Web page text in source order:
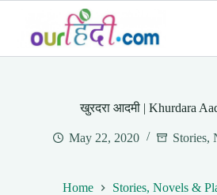
content
खुरदरा आदमी | Khurdara
May 22, 2020 Stories,
Home
Stories, Novels &